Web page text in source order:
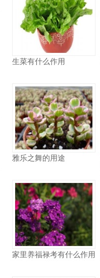
生菜有什么作用
雅乐之舞的用途
家里养福禄考有什么作用